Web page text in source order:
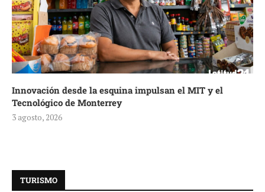
Innovación desde la esquina impulsan el MIT y el
Tecnológico de Monterrey
3 agosto, 2026
TURISMO